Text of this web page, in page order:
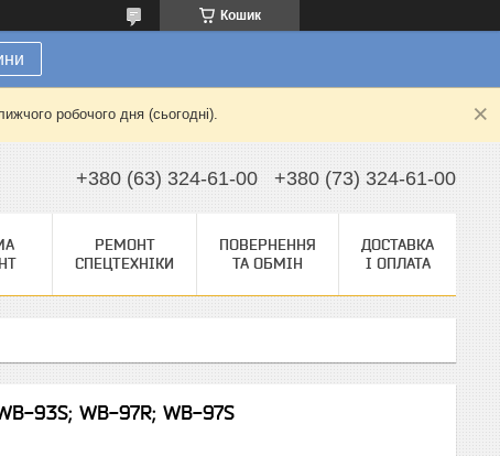
Кошик
робочого дня (сьогодні).
+380 (63) 324-61-00 +380 (73) 324-61-00
РЕМОНТ
СПЕЦТЕХНІКИ
ПОВЕРНЕННЯ
ТА ОБМІН
ДОСТАВКА
І ОПЛАТА
93S; WB-97R; WB-97S